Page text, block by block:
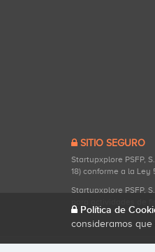
SITIO SEGURO
Startupxplore PSFP,
18) conforme a la
Startupxplore PSFP,
Política de
consideramos